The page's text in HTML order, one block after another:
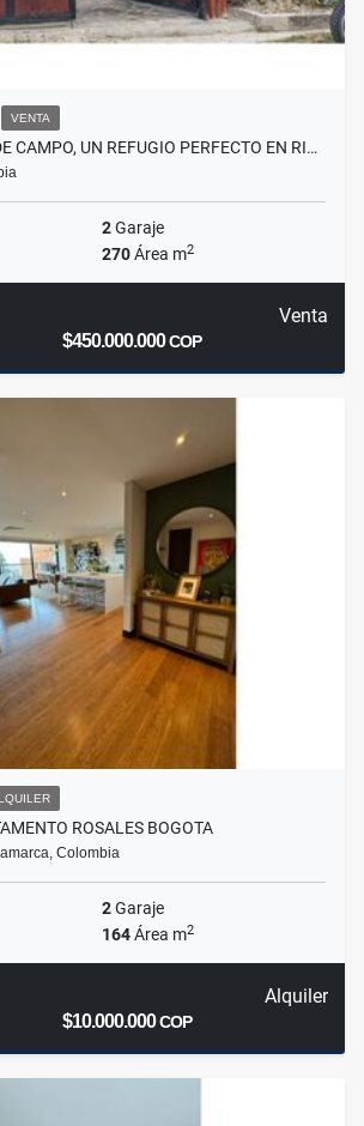
VENTA
CAMPO, UN REFUGIO PERFECTO EN RI…
2Garaje
270Área m2
Venta
$450.000.000COP
ROSALES BOGOTA
Colombia
2Garaje
164Área m2
Alquiler
$10.000.000COP